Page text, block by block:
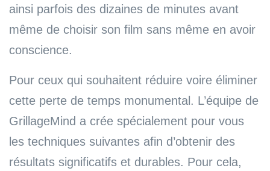
ainsi parfois des dizaines de minutes avant
même de choisir son film sans même en avoir
conscience.
Pour ceux qui souhaitent réduire voire éliminer
cette perte de temps monumental. L’équipe de
GrillageMind a crée spécialement pour vous
les techniques suivantes afin d’obtenir des
résultats significatifs et durables. Pour cela,